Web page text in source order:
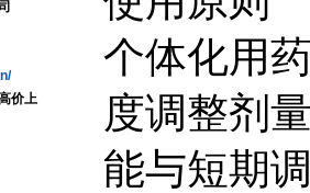
价上
个体化用
度调整剂
能与短期